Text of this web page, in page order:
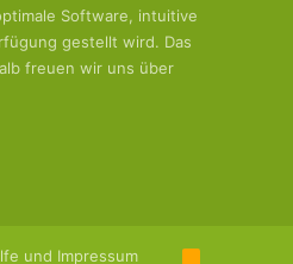
Software, intuitive
gestellt wird. Das
freuen wir uns über
und Impressum R